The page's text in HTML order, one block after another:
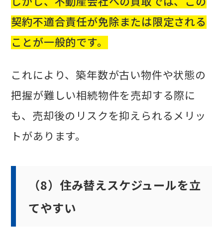
契約不適合責任が免除または限定される
ことが一般的です。
これにより、築年数が古い物件や状態の
把握が難しい相続物件を売却する際に
も、売却後のリスクを抑えられるメリッ
トがあります。
（8）住み替えスケジュールを立
てやすい